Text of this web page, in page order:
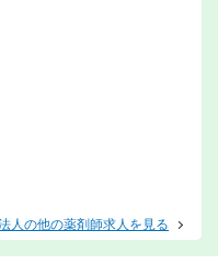
人の他の薬剤師求人を見る